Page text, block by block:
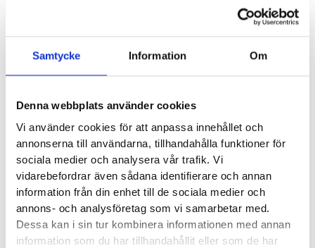
Samtycke Information Om
Denna webbplats använder cookies
Vi använder cookies för att anpassa innehållet och
annonserna till användarna, tillhandahålla funktioner för
sociala medier och analysera vår trafik. Vi
vidarebefordrar även sådana identifierare och annan
information från din enhet till de sociala medier och
annons- och analysföretag som vi samarbetar med.
Dessa kan i sin tur kombinera informationen med annan
information som du har tillhandahållit eller som de har
Saucony Integrity Metro Wide är en sko du kommer njuta av
på dina promenader eller varför inte som vardagssko under
större delen av dina dagar. Den här veriosnen av Integrity
skor.
Läst:Bred
Material:Skinn
Sauconys artikelnummer:S11052
Färg:Trible Black, White, Black
Stockholm Hornstull